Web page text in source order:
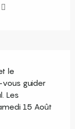
le
vous guider
Les
15 Août